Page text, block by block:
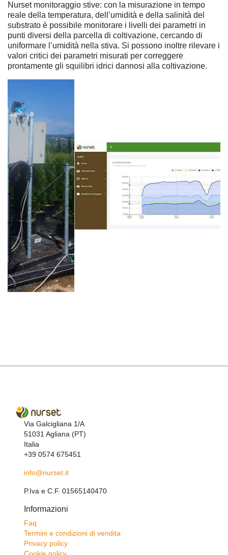
Nurset monitoraggio stive: con la misurazione in tempo
reale della temperatura, dell’umidità e della salinità del
substrato è possibile monitorare i livelli dei parametri in
punti diversi della parcella di coltivazione, cercando di
uniformare l’umidità nella stiva. Si possono inoltre rilevare i
valori critici dei parametri misurati per correggere
prontamente gli squilibri idrici dannosi alla coltivazione.
Via Galcigliana 1/A
51031 Agliana (PT)
Italia
+39 0574 675451
info@nurset.it
P.Iva e C.F. 01565140470
Informazioni
Faq
Termini e condizioni di vendita
Privacy policy